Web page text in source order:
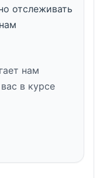
отслеживать
нам
в курсе